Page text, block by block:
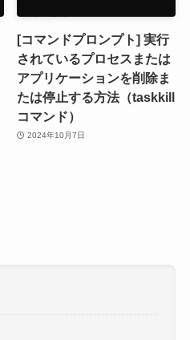
[コマンドプロンプト] 実行
されているプロセスまたは
アプリケーションを削除ま
たは停止する方法（taskkill
コマンド）
2024年10月7日